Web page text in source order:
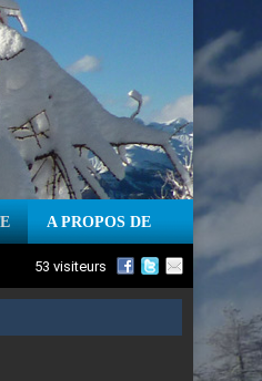
A PROPOS DE
53 visiteurs